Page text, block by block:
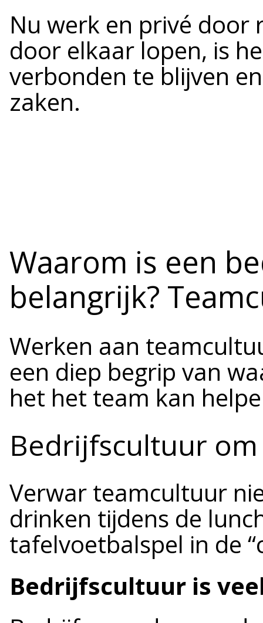
Nu werk en privé
door elkaar lopen, is
verbonden te blijven
zaken.
Waarom is een
belangrijk?
Werken aan
een diep begrip van
het het team kan
Bedrijfscultuur
Verwar teamcultuur
drinken tijdens de
tafelvoetbalspel in de
Bedrijfscultuur is